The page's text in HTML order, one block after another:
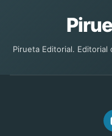
Pirueta Editorial. Editorial